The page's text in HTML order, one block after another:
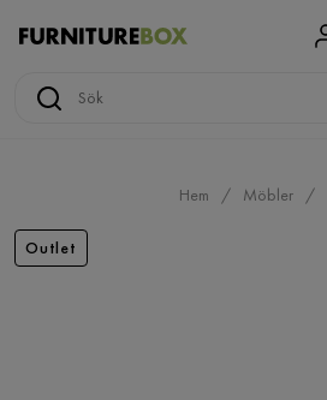
Hem Möbler
Outlet